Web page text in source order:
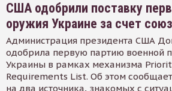
США одобрили поставку
оружия Украине за счет
Администрация президента США
одобрила первую партию военной
Украины в рамках механизма
Requirements List. Об этом
на два источника, знакомых с